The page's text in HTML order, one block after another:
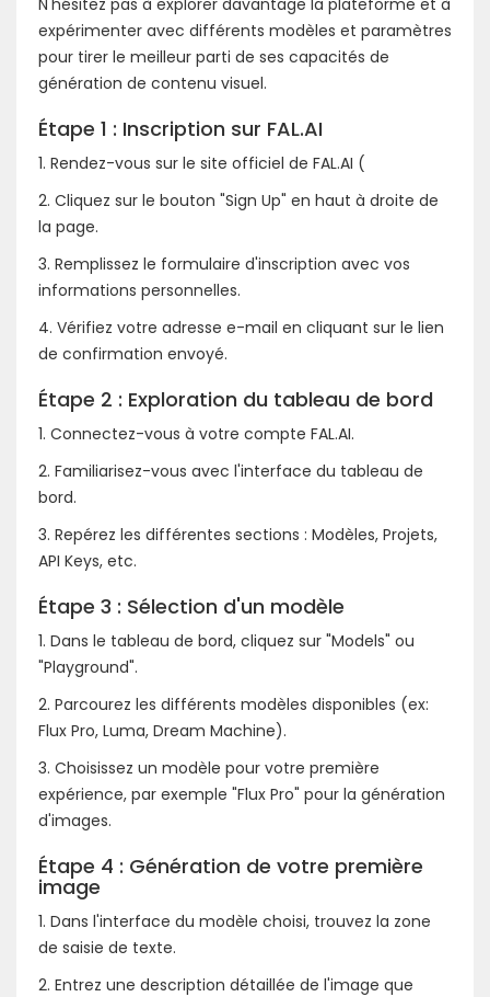
expérimenter avec différents modèles et paramètres
pour tirer le meilleur parti de ses capacités de
génération de contenu visuel.
Étape 1 : Inscription sur FAL.AI
1. Rendez-vous sur le site officiel de FAL.AI (
2. Cliquez sur le bouton "Sign Up" en haut à droite de
la page.
3. Remplissez le formulaire d'inscription avec vos
informations personnelles.
4. Vérifiez votre adresse e-mail en cliquant sur le lien
de confirmation envoyé.
Étape 2 : Exploration du tableau de bord
1. Connectez-vous à votre compte FAL.AI.
2. Familiarisez-vous avec l'interface du tableau de
bord.
3. Repérez les différentes sections : Modèles, Projets,
API Keys, etc.
Étape 3 : Sélection d'un modèle
1. Dans le tableau de bord, cliquez sur "Models" ou
"Playground".
2. Parcourez les différents modèles disponibles (ex:
Flux Pro, Luma, Dream Machine).
3. Choisissez un modèle pour votre première
expérience, par exemple "Flux Pro" pour la génération
d'images.
Étape 4 : Génération de votre première
image
1. Dans l'interface du modèle choisi, trouvez la zone
de saisie de texte.
2. Entrez une description détaillée de l'image que